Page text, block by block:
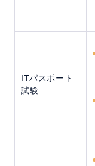
ITパスポート
試験